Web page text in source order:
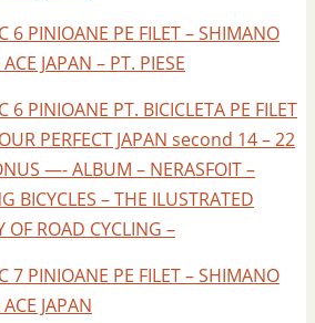
6 PINIOANE PE FILET – SHIMANO
JAPAN – PT. PIESE
6 PINIOANE PT. BICICLETA PE FILET
PERFECT JAPAN second 14 – 22
—- ALBUM – NERASFOIT –
BICYCLES – THE ILUSTRATED
OF ROAD CYCLING –
7 PINIOANE PE FILET – SHIMANO
JAPAN